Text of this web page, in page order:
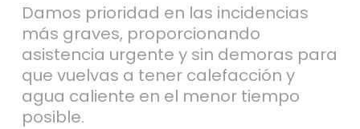
Damos prioridad en las incidencias
más graves, proporcionando
asistencia urgente y sin demoras para
que vuelvas a tener calefacción y
agua caliente en el menor tiempo
posible.